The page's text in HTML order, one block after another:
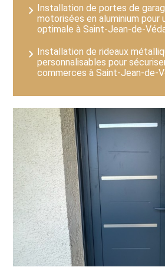
Installation de portes de
motorisées en aluminium pour
optimale à Saint-Jean-de-
Installation de rideaux
personnalisables pour
commerces à Saint-Jean-de-